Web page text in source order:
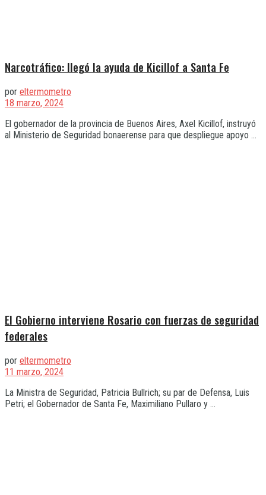
Narcotráfico: llegó la ayuda de Kicillof a Santa Fe
por eltermometro
18 marzo, 2024
El gobernador de la provincia de Buenos Aires, Axel Kicillof, instruyó
al Ministerio de Seguridad bonaerense para que despliegue apoyo ...
El Gobierno interviene Rosario con fuerzas de seguridad
federales
por eltermometro
11 marzo, 2024
La Ministra de Seguridad, Patricia Bullrich; su par de Defensa, Luis
Petri; el Gobernador de Santa Fe, Maximiliano Pullaro y ...